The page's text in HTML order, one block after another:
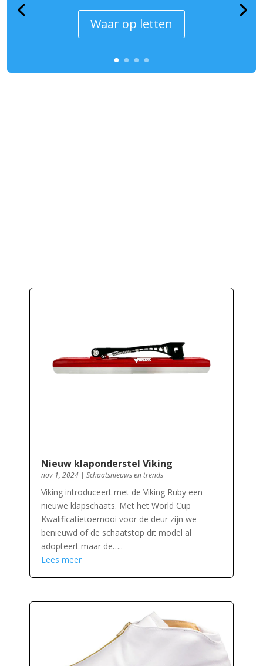
Waar op letten
Nieuw klaponderstel Viking
nov 1, 2024| Schaatsnieuws en trends
Viking introduceert met de Viking Ruby een
nieuwe klapschaats. Met het World Cup
Kwalificatietoernooi voor de deur zijn we
benieuwd of de schaatstop dit model al
adopteert maar de…..
Lees meer